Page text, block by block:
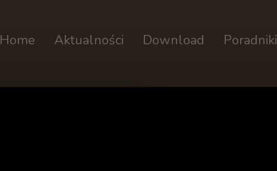
Home Aktualności Download Poradniki